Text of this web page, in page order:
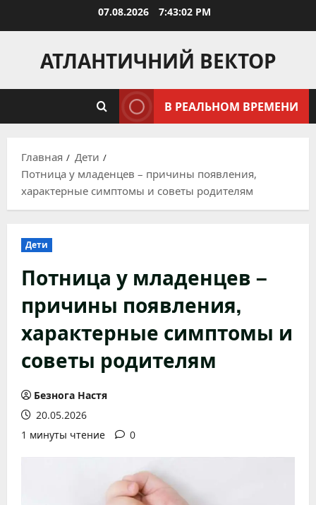
07.08.2026 7:43:03 PM
АТЛАНТИЧНИЙ ВЕКТОР
В РЕАЛЬНОМ ВРЕМЕНИ
Главная
Дети
Потница у младенцев – причины появления,
характерные симптомы и советы родителям
Дети
Потница у младенцев –
причины появления,
характерные симптомы и
советы родителям
Безнога Настя
20.05.2026
1 минуты чтение
0